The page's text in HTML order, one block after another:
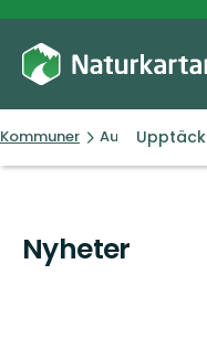
Kommuner AustrheimUpptäck
Nyheter